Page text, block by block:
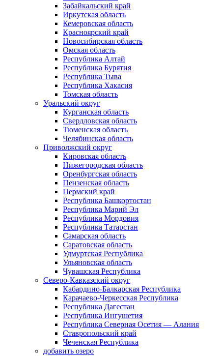
Забайкальский край
Иркутская область
Кемеровская область
Красноярский край
Новосибирская область
Омская область
Республика Алтай
Республика Бурятия
Республика Тыва
Республика Хакасия
Томская область
Уральский округ
Курганская область
Свердловская область
Тюменская область
Челябинская область
Приволжский округ
Кировская область
Нижегородская область
Оренбургская область
Пензенская область
Пермский край
Республика Башкортостан
Республика Марий Эл
Республика Мордовия
Республика Татарстан
Самарская область
Саратовская область
Удмуртская Республика
Ульяновская область
Чувашская Республика
Северо-Кавказский округ
Кабардино-Балкарская Республика
Карачаево-Черкесская Республика
Республика Дагестан
Республика Ингушетия
Республика Северная Осетия — Алания
Ставропольский край
Чеченская Республика
добавить озеро